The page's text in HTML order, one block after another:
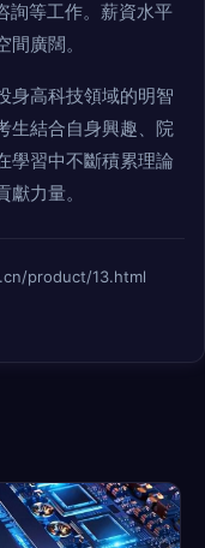
詢等工作。薪資水平
廣闊。
身高科技領域的明智
生結合自身興趣、院
學習中不斷積累理論
力量。
product/13.html